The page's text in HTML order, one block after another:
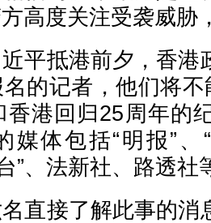
高度关注受袭威胁
平抵港前夕，香港
的记者，他们将不
香港回归25周年的
媒体包括“明报”、
”、法新社、路透社
直接了解此事的消